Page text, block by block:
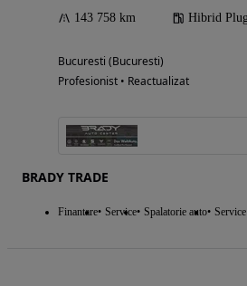
143 758 km Hibrid
Bucuresti (Bucuresti)
Profesionist • Reactualizat
BRADY TRADE
Finantare Service Spalatorie auto